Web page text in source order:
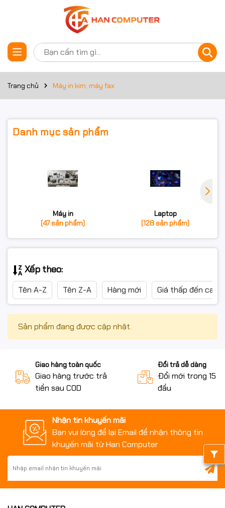
Trang chủ Máy in kim, máy fax
Danh mục sản phẩm
Máy in
(47 sản phẩm)
Laptop
(128 sản phẩm)
Xếp theo:
Tên A-Z Tên Z-A Hàng mới Giá thấp đến cao
Sản phẩm đang được cập nhật.
Giao hàng toàn quốc
Giao hàng trước trả
tiền sau COD
Đổi trả dễ dàng
Đổi mới trong 15
đầu
Nhận tin khuyến mãi
Bạn vui lòng để lại Email để nhận thông tin
khuyến mãi từ Han Computer